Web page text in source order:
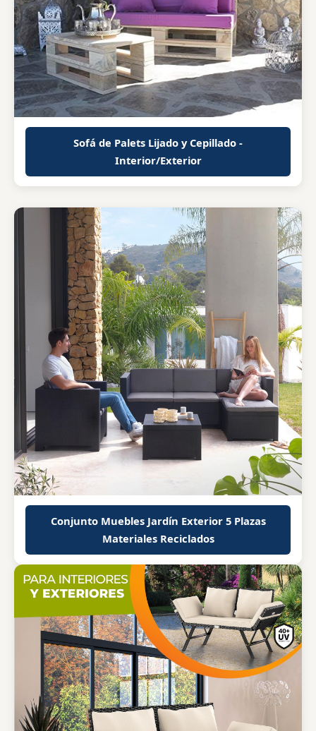
Sofá de Palets Lijado y Cepillado -
Interior/Exterior
Conjunto Muebles Jardín Exterior 5 Plazas
Materiales Reciclados